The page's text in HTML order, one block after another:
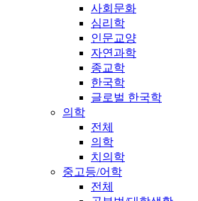
사회문화
심리학
인문교양
자연과학
종교학
한국학
글로벌 한국학
의학
전체
의학
치의학
중고등/어학
전체